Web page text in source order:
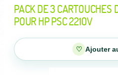
PACK DE 3 CARTOUCHES
POUR HP PSC 2210V
♡ Ajouter